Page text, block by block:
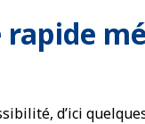
rapide
d’ici